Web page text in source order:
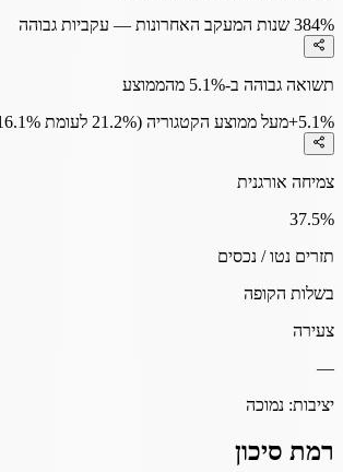
84%3 שנות המעקב האחרונות — עקביות גבוהה
תשואה גבוהה ב-5.1% מהממוצע
+5.1%מעל ממוצע הקטגוריה (21.2% לעומת 16.1%)
צמיחה אורגנית
37.5%
תזרים נטו / נכסים
בשלות הקופה
צעירה
—
יציבות: נמוכה
רמת סיכון